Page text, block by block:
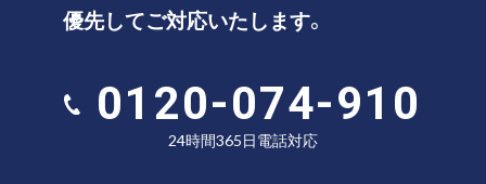
優先してご対応いたします。
0120-074-910
24時間365日電話対応